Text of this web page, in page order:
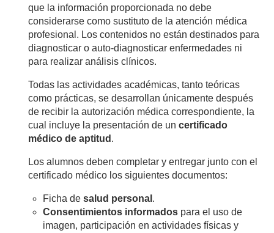
que la información proporcionada no debe
considerarse como sustituto de la atención médica
profesional. Los contenidos no están destinados para
diagnosticar o auto-diagnosticar enfermedades ni
para realizar análisis clínicos.
Todas las actividades académicas, tanto teóricas
como prácticas, se desarrollan únicamente después
de recibir la autorización médica correspondiente, la
cual incluye la presentación de un certificado
médico de aptitud .
Los alumnos deben completar y entregar junto con el
certificado médico los siguientes documentos:
Ficha de salud personal .
Consentimientos informados para el uso de
imagen, participación en actividades físicas y